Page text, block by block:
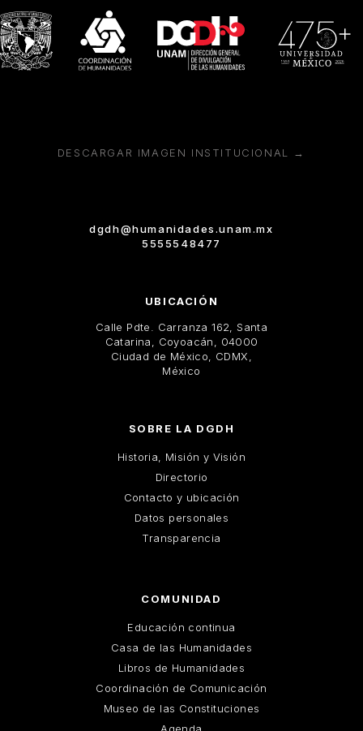
DESCARGAR IMAGEN INSTITUCIONAL →
dgdh@humanidades.unam.mx
5555548477
UBICACIÓN
Calle Pdte. Carranza 162, Santa
Catarina, Coyoacán, 04000
Ciudad de México, CDMX,
México
SOBRE LA DGDH
Historia, Misión y Visión
Directorio
Contacto y ubicación
Datos personales
Transparencia
COMUNIDAD
Educación continua
Casa de las Humanidades
Libros de Humanidades
Coordinación de Comunicación
Museo de las Constituciones